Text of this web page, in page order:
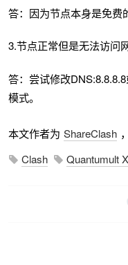
答：因为节点本身是免费
3.节点正常但是无法访问
答：尝试修改
模式。
本文作者为 ShareClash
Clash
Quantumult X